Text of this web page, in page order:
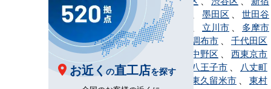
区
、杉並区 墨田区
世田谷
区、台東区 立川市
多摩市
、中央区 調布市
千代田区
、
中野区
西東京市
、練馬区 八王子市
八丈町
、 羽村市 東久留米市
東村
お近く の直工店を探す